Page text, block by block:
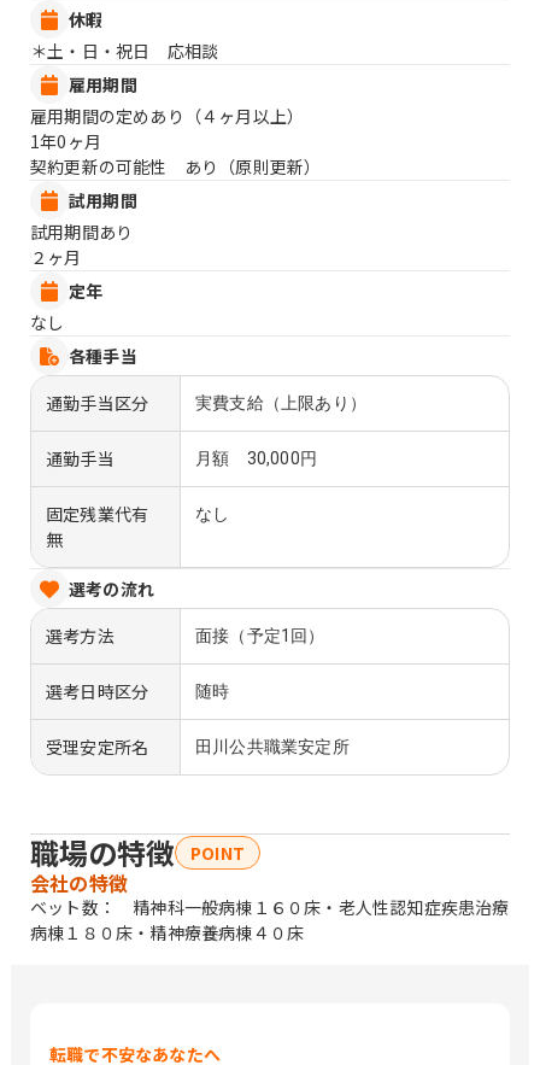
休暇
＊土・日・祝日 応相談
雇用期間
雇用期間の定めあり（４ヶ月以上）
1年0ヶ月
契約更新の可能性 あり（原則更新）
試用期間
試用期間あり
２ヶ月
定年
なし
各種手当
通勤手当区分
実費支給（上限あり）
通勤手当 月額 30,000円
固定残業代有
無
なし
選考の流れ
選考方法
面接（予定1回）
選考日時区分 随時
受理安定所名 田川公共職業安定所
職場の特徴 POINT
会社の特徴
ベット数： 精神科一般病棟１６０床・老人性認知症疾患治療
病棟１８０床・精神療養病棟４０床
転職で不安なあなたへ